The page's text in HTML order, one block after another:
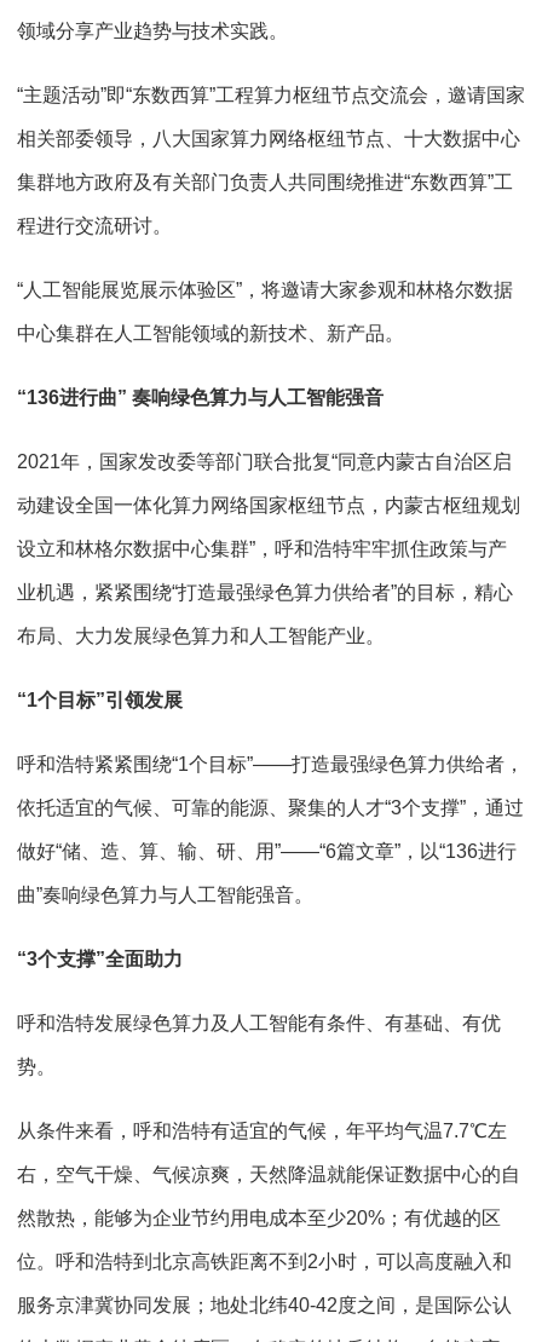
领域分享产业趋势与技术实践。
“主题活动”即“东数西算”工程算力枢纽节点交流会，邀请国家
相关部委领导，八大国家算力网络枢纽节点、十大数据中心
集群地方政府及有关部门负责人共同围绕推进“东数西算”工
程进行交流研讨。
“人工智能展览展示体验区”，将邀请大家参观和林格尔数据
中心集群在人工智能领域的新技术、新产品。
“136进行曲” 奏响绿色算力与人工智能强音
2021年，国家发改委等部门联合批复“同意内蒙古自治区启
动建设全国一体化算力网络国家枢纽节点，内蒙古枢纽规划
设立和林格尔数据中心集群”，呼和浩特牢牢抓住政策与产
业机遇，紧紧围绕“打造最强绿色算力供给者”的目标，精心
布局、大力发展绿色算力和人工智能产业。
“1个目标”引领发展
呼和浩特紧紧围绕“1个目标”——打造最强绿色算力供给者，
依托适宜的气候、可靠的能源、聚集的人才“3个支撑”，通过
做好“储、造、算、输、研、用”——“6篇文章”，以“136进行
曲”奏响绿色算力与人工智能强音。
“3个支撑”全面助力
呼和浩特发展绿色算力及人工智能有条件、有基础、有优
势。
从条件来看，呼和浩特有适宜的气候，年平均气温7.7℃左
右，空气干燥、气候凉爽，天然降温就能保证数据中心的自
然散热，能够为企业节约用电成本至少20%；有优越的区
位。呼和浩特到北京高铁距离不到2小时，可以高度融入和
服务京津冀协同发展；地处北纬40-42度之间，是国际公认